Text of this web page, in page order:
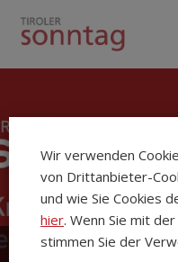
Wir verwenden
von Drittanbieter-
und wie Sie Cookies
hier. Wenn Sie mit
stimmen Sie der